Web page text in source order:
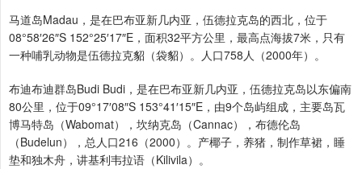
马道岛Madau，是在巴布亚新几内亚，伍德拉克岛的西北，位于
08°58′26″S 152°25′17″E，面积32平方公里，最高点海拔7米，只有
一种哺乳动物是伍德拉克貂（袋貂）。人口758人（2000年）。
布迪布迪群岛Budi Budi，是在巴布亚新几内亚，伍德拉克岛以东偏南
80公里，位于09°17′08″S 153°41′15″E，由9个岛屿组成，主要岛瓦
博马特岛（Wabomat），坎纳克岛（Cannac），布德伦岛
（Budelun），总人口216（2000）。产椰子，养猪，制作草裙，睡
垫和独木舟，讲基利韦拉语（Kilivila）。